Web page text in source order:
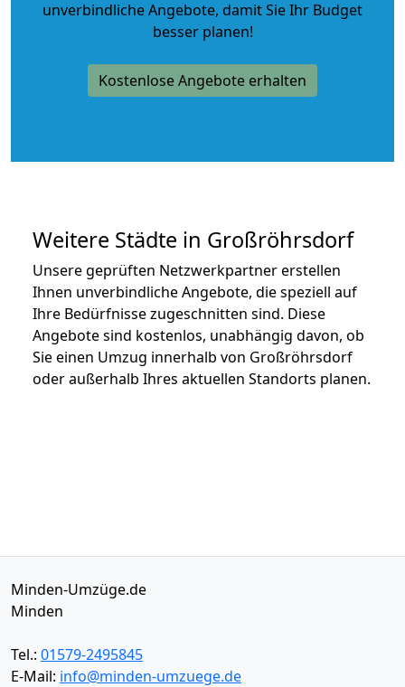
unverbindliche Angebote, damit Sie Ihr Budget
besser planen!
Kostenlose Angebote erhalten
Weitere Städte in Großröhrsdorf
Unsere geprüften Netzwerkpartner erstellen
Ihnen unverbindliche Angebote, die speziell auf
Ihre Bedürfnisse zugeschnitten sind. Diese
Angebote sind kostenlos, unabhängig davon, ob
Sie einen Umzug innerhalb von Großröhrsdorf
oder außerhalb Ihres aktuellen Standorts planen.
Minden-Umzüge.de
Minden
Tel.: 01579-2495845
E-Mail: info@minden-umzuege.de